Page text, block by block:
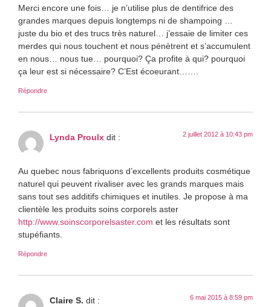
Merci encore une fois… je n’utilise plus de dentifrice des
grandes marques depuis longtemps ni de shampoing …
juste du bio et des trucs très naturel… j’essaie de limiter ces
merdes qui nous touchent et nous pénètrent et s’accumulent
en nous… nous tue… pourquoi? Ça profite à qui? pourquoi
ça leur est si nécessaire? C’Est écoeurant…….
Répondre
Lynda Proulx dit : 2 juillet 2012 à 10:43 pm
Au quebec nous fabriquons d’excellents produits cosmétique
naturel qui peuvent rivaliser avec les grands marques mais
sans tout ses additifs chimiques et inutiles. Je propose à ma
clientèle les produits soins corporels aster
http://www.soinscorporelsaster.com et les résultats sont
stupéfiants.
Répondre
Claire S. dit : 6 mai 2015 à 8:59 pm